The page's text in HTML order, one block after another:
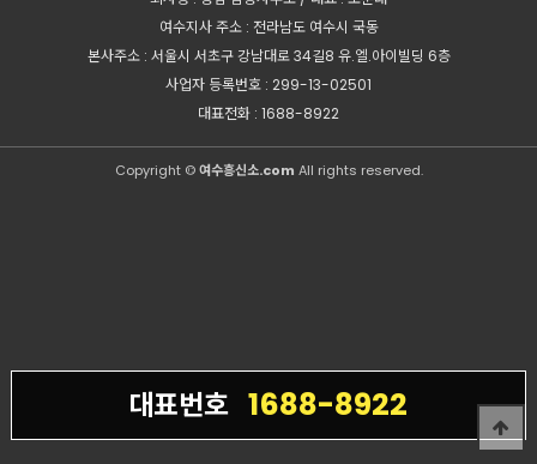
대표번호 1688-8922
여수지사 주소 : 전라남도 여수시 국동
본사주소 : 서울시 서초구 강남대로 34길8 유.엘.아이빌딩 6층
사업자 등록번호 : 299-13-02501
대표전화 : 1688-8922
Copyright ©여수흥신소.com All rights reserved.